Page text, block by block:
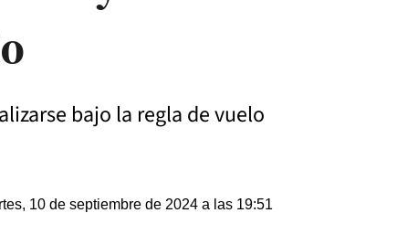
bajo la regla de vuelo
10 de septiembre de 2024 a las 19:51